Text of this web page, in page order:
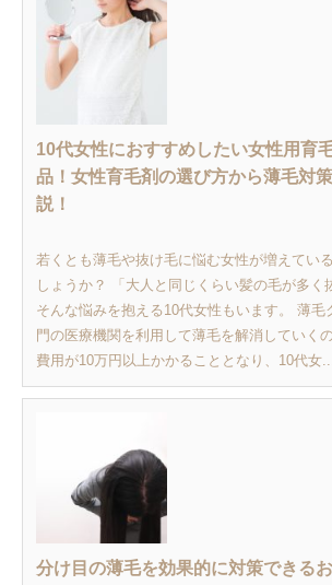
10代女性におすすめしたい女性用育
品！女性育毛剤の選び方から薄毛対
説！
若くとも薄毛や抜け毛に悩む女性が増えてい
しょうか？ 「大人と同じくらい髪の毛が多く
そんな悩みを抱える10代女性もいます。 薄毛
門の医療機関を利用して薄毛を解消していく
費用が10万円以上かかることとなり、10代女
分け目の薄毛を効果的に対策できる